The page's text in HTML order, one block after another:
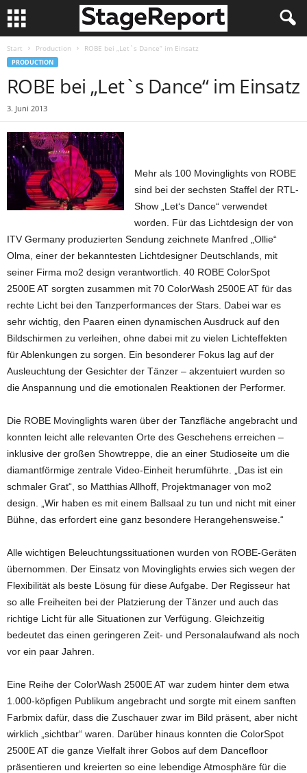
Start Production ROBE bei „Let`s Dance“ im Einsatz
PRODUCTION
ROBE bei „Let`s Dance“ im Einsatz
3. Juni 2013
Mehr als 100 Movinglights von ROBE
sind bei der sechsten Staffel der RTL-
Show „Let‘s Dance“ verwendet
worden. Für das Lichtdesign der von
ITV Germany produzierten Sendung zeichnete Manfred „Ollie“
Olma, einer der bekanntesten Lichtdesigner Deutschlands, mit
seiner Firma mo2 design verantwortlich. 40 ROBE ColorSpot
2500E AT sorgten zusammen mit 70 ColorWash 2500E AT für das
rechte Licht bei den Tanzperformances der Stars. Dabei war es
sehr wichtig, den Paaren einen dynamischen Ausdruck auf den
Bildschirmen zu verleihen, ohne dabei mit zu vielen Lichteffekten
für Ablenkungen zu sorgen. Ein besonderer Fokus lag auf der
Ausleuchtung der Gesichter der Tänzer – akzentuiert wurden so
die Anspannung und die emotionalen Reaktionen der Performer.
Die ROBE Movinglights waren über der Tanzfläche angebracht und
konnten leicht alle relevanten Orte des Geschehens erreichen –
inklusive der großen Showtreppe, die an einer Studioseite um die
diamantförmige zentrale Video-Einheit herumführte. „Das ist ein
schmaler Grat“, so Matthias Allhoff, Projektmanager von mo2
design. „Wir haben es mit einem Ballsaal zu tun und nicht mit einer
Bühne, das erfordert eine ganz besondere Herangehensweise.“
Alle wichtigen Beleuchtungssituationen wurden von ROBE-Geräten
übernommen. Der Einsatz von Movinglights erwies sich wegen der
Flexibilität als beste Lösung für diese Aufgabe. Der Regisseur hat
so alle Freiheiten bei der Platzierung der Tänzer und auch das
richtige Licht für alle Situationen zur Verfügung. Gleichzeitig
bedeutet das einen geringeren Zeit- und Personalaufwand als noch
vor ein paar Jahren.
Eine Reihe der ColorWash 2500E AT war zudem hinter dem etwa
1.000-köpfigen Publikum angebracht und sorgte mit einem sanften
Farbmix dafür, dass die Zuschauer zwar im Bild präsent, aber nicht
wirklich „sichtbar“ waren. Darüber hinaus konnten die ColorSpot
2500E AT die ganze Vielfalt ihrer Gobos auf dem Dancefloor
präsentieren und kreierten so eine lebendige Atmosphäre für die